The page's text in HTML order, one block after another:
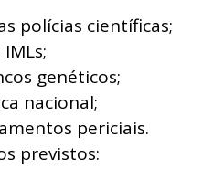
polícias científicas;
genéticos;
nacional;
periciais.
previstos: